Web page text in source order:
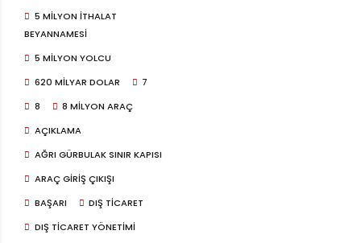
5 MILYON ITHALAT
BEYANNAMESI
5 MILYON YOLCU
620 MILYAR DOLAR
7
8
8 MILYON ARAÇ
AÇIKLAMA
AĞRI GÜRBULAK SINIR KAPISI
ARAÇ GIRIŞ ÇIKIŞI
BAŞARI
DIŞ TICARET
DIŞ TICARET YÖNETIMI